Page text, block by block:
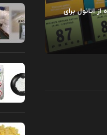
اتانول برای